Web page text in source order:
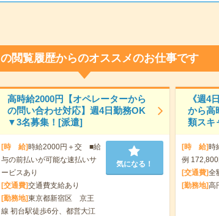
の閲覧履歴からのオススメのお仕事です
高時給2000円【オペレーターから
の問い合わせ対応】週4日勤務OK
▼3名募集！[派遣]
[時 給]時給2000円＋交 ■給
与の前払いが可能な速払いサ
ービスあり
[交通費]交通費支給あり
[勤務地]東京都新宿区 京王
線 初台駅徒歩6分、都営大江
気になる！
《週4
から高
類スキ
[時 給]時
例 172,800
[交通費]全
[勤務地]高